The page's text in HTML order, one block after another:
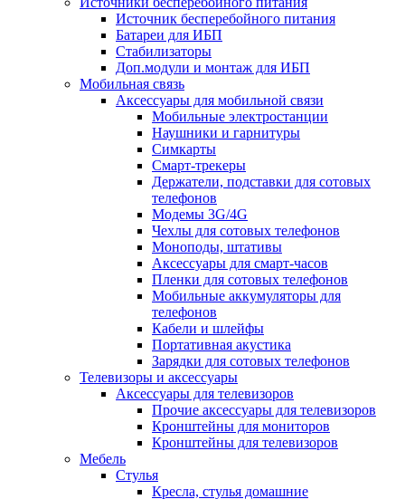
Источник бесперебойного питания
Батареи для ИБП
Стабилизаторы
Доп.модули и монтаж для ИБП
Мобильная связь
Аксессуары для мобильной связи
Мобильные электростанции
Наушники и гарнитуры
Симкарты
Смарт-трекеры
Держатели, подставки для сотовых
телефонов
Модемы 3G/4G
Чехлы для сотовых телефонов
Моноподы, штативы
Аксессуары для смарт-часов
Пленки для сотовых телефонов
Мобильные аккумуляторы для
телефонов
Кабели и шлейфы
Портативная акустика
Зарядки для сотовых телефонов
Телевизоры и аксессуары
Аксессуары для телевизоров
Прочие аксессуары для телевизоров
Кронштейны для мониторов
Кронштейны для телевизоров
Мебель
Стулья
Кресла, стулья домашние